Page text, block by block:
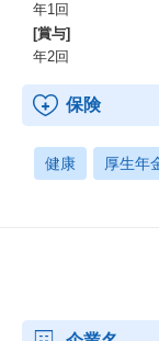
年1回
[賞与]
年2回
保険
健康 厚生年